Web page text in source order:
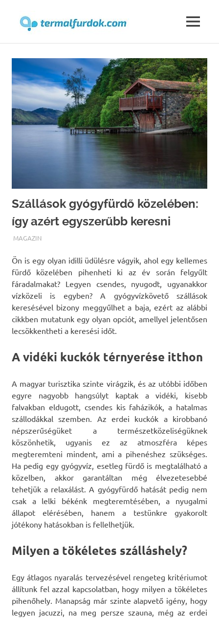
content
MENU
Szállások gyógyfürdő közelében:
így azért egyszerűbb keresni
TERMALFURDOK.COM
MAGAZIN
Ön is egy olyan idilli üdülésre vágyik, ahol egy kellemes
fürdő közelében pihenheti ki az év során felgyűlt
fáradalmakat? Legyen csendes, nyugodt, ugyanakkor
vízközeli is egyben? A gyógyvízkövető szállások
keresésével bizony meggyűlhet a baja, ezért az alábbi
cikkben mutatunk egy olyan opciót, amellyel jelentősen
lecsökkentheti a keresési időt.
A vidéki kuckók térnyerése itthon
A magyar turisztika szinte virágzik, és az utóbbi időben
egyre nagyobb hangsúlyt kaptak a vidéki, kisebb
falvakban eldugott, csendes kis faházikók, a hatalmas
szállodákkal szemben. Az erdei kuckók a kirobbanó
népszerűségüket a természetközeliségüknek
köszönhetik, ugyanis ez az atmoszféra képes
megteremteni mindent, ami a pihenéshez szükséges.
Ha pedig egy gyógyvíz, esetleg fürdő is megtalálható a
közelben, akkor garantáltan még élvezetesebbé
tehetjük a relaxálást. A gyógyfürdő hatását pedig nem
csak a lelki békénk megteremtésében, a nyugalmi
állapot elérésében, hanem a testünkre gyakorolt
jótékony hatásokban is fellelhetjük.
Milyen a tökéletes szálláshely?
Egy átlagos nyaralás tervezésével rengeteg kritériumot
állítunk fel azzal kapcsolatban, hogy milyen a tökéletes
pihenőhely. Manapság már szinte alapvető igény, hogy
legyen jacuzzi, na meg persze szauna, még az erdei